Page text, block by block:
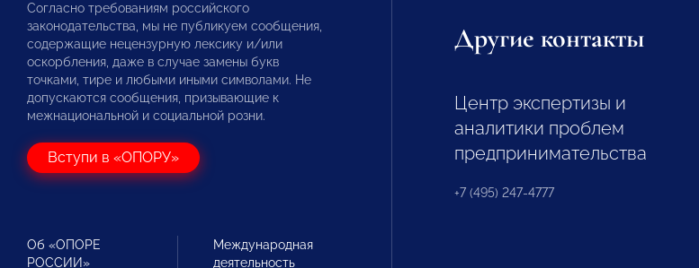
Согласно требованиям российского
законодательства, мы не публикуем сообщения,
содержащие нецензурную лексику и/или
оскорбления, даже в случае замены букв
точками, тире и любыми иными символами. Не
допускаются сообщения, призывающие к
межнациональной и социальной розни.
Вступи в «ОПОРУ»
Об «ОПОРЕ
РОССИИ»
Международная
деятельность
Другие контакты
Центр экспертизы и
аналитики проблем
предпринимательства
+7 (495) 247-4777